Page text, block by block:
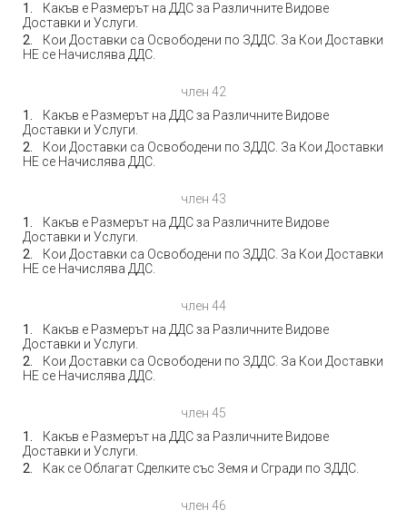
Какъв е Размерът на ДДС за Различните Видове
Доставки и Услуги.
Кои Доставки са Освободени по ЗДДС. За Кои Доставки
НЕ се Начислява ДДС.
член 42
Какъв е Размерът на ДДС за Различните Видове
Доставки и Услуги.
Кои Доставки са Освободени по ЗДДС. За Кои Доставки
НЕ се Начислява ДДС.
член 43
Какъв е Размерът на ДДС за Различните Видове
Доставки и Услуги.
Кои Доставки са Освободени по ЗДДС. За Кои Доставки
НЕ се Начислява ДДС.
член 44
Какъв е Размерът на ДДС за Различните Видове
Доставки и Услуги.
Кои Доставки са Освободени по ЗДДС. За Кои Доставки
НЕ се Начислява ДДС.
член 45
Какъв е Размерът на ДДС за Различните Видове
Доставки и Услуги.
Как се Облагат Сделките със Земя и Сгради по ЗДДС.
член 46